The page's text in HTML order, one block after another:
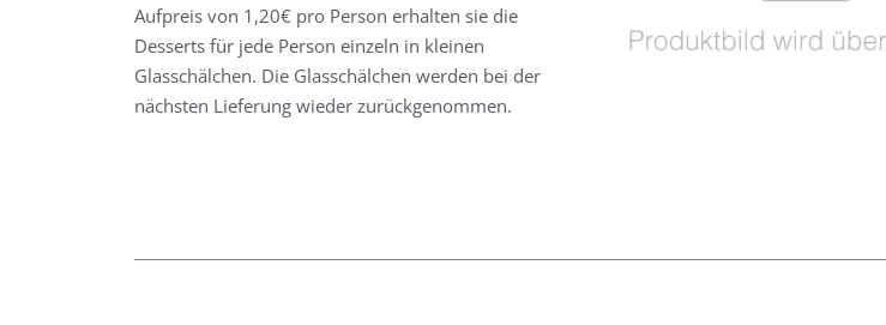
Aufpreis von 1,20€ pro Person erhalten sie die
Desserts für jede Person einzeln in kleinen
Glasschälchen. Die Glasschälchen werden bei der
nächsten Lieferung wieder zurückgenommen.